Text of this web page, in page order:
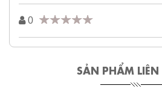
0
SẢN PHẨM